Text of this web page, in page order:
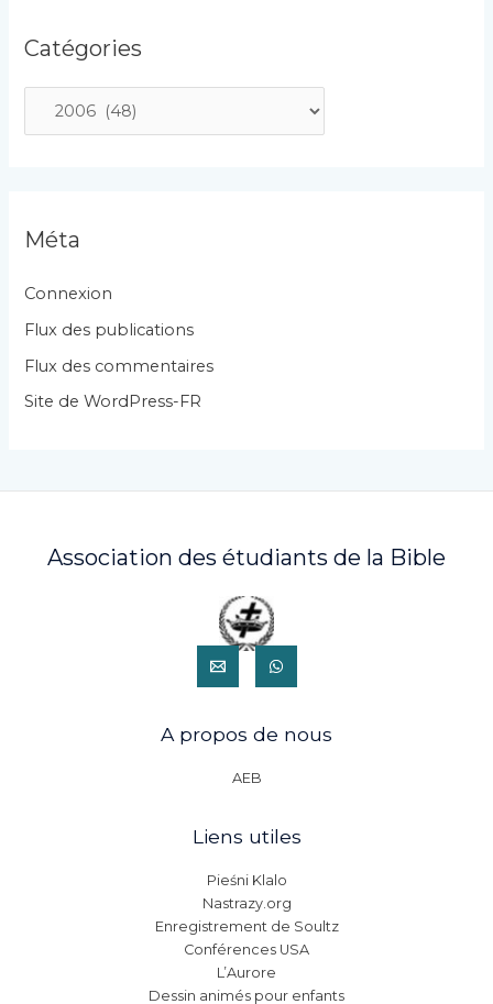
Catégories
a
g
r
i
e
Méta
Connexion
Flux des publications
Flux des commentaires
Site de WordPress-FR
Association des étudiants de la Bible
A propos de nous
AEB
Liens utiles
Pieśni Klalo
Nastrazy.org
Enregistrement de Soultz
Conférences USA
L’Aurore
Dessin animés pour enfants